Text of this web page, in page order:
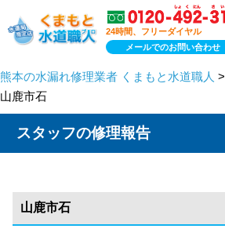
24時間、フリーダイヤル
メールでのお問い合わせ
熊本の水漏れ修理業者 くまもと水道職人 >
山鹿市石
スタッフの修理報告
山鹿市石